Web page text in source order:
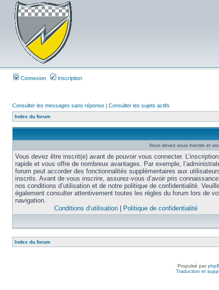
Connexion Inscription
Consulter les messages sans réponse | Consulter les sujets actifs
Index du forum
Vous devez vous inscrire et
Vous devez être inscrit(e) avant de pouvoir vous connecter.
rapide et vous offre de nombreux avantages. Par exemple,
forum peut accorder des fonctionnalités supplémentaires aux
inscrits. Avant de vous inscrire, assurez-vous d’avoir pris
nos conditions d’utilisation et de notre politique de confidentialité.
également consulter attentivement toutes les règles du forum lors de
navigation.
Conditions d’utilisation
Politique de confidentialité
Index du forum
Propulsé par
Traduction et